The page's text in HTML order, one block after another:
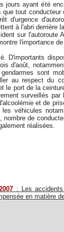
jours ayant été
tout
d'urgence
à l'abri derrière
sur l'autoroute
l'importance
D'importants
d'août,
sont
au respect du
le port de la
surveillés
et de
véhicules
nombre de
réalisées.
: Les
en matière